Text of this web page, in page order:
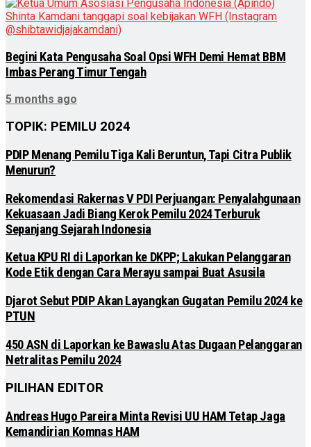
Begini Kata Pengusaha Soal Opsi WFH Demi Hemat BBM
Imbas Perang Timur Tengah
5 months ago
TOPIK: PEMILU 2024
PDIP Menang Pemilu Tiga Kali Beruntun, Tapi Citra Publik
Menurun?
Rekomendasi Rakernas V PDI Perjuangan: Penyalahgunaan
Kekuasaan Jadi Biang Kerok Pemilu 2024 Terburuk
Sepanjang Sejarah Indonesia
Ketua KPU RI di Laporkan ke DKPP; Lakukan Pelanggaran
Kode Etik dengan Cara Merayu sampai Buat Asusila
Djarot Sebut PDIP Akan Layangkan Gugatan Pemilu 2024 ke
PTUN
450 ASN di Laporkan ke Bawaslu Atas Dugaan Pelanggaran
Netralitas Pemilu 2024
PILIHAN EDITOR
Andreas Hugo Pareira Minta Revisi UU HAM Tetap Jaga
Kemandirian Komnas HAM